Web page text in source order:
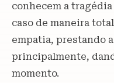
conhecem a
caso de maneira
empatia, prestando
principalmente,
momento.